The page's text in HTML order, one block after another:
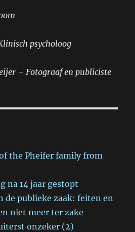
psycholoog
– Fotograaf en publiciste
the Pheifer family from
na 14 jaar gestopt
de publieke zaak: feiten en
niet meer ter zake
onzeker (2)